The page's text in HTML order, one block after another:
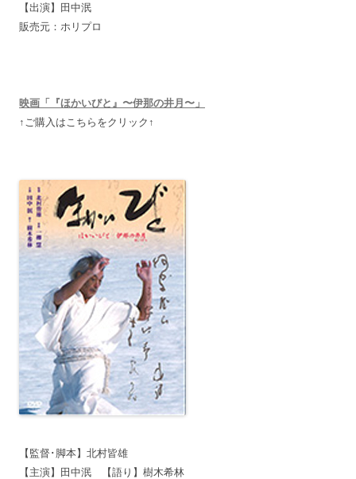
【出演】田中泯
販売元：ホリプロ
映画「『ほかいびと』〜伊那の井月〜」
↑ご購入はこちらをクリック↑
【監督･脚本】北村皆雄
【主演】田中泯 【語り】樹木希林